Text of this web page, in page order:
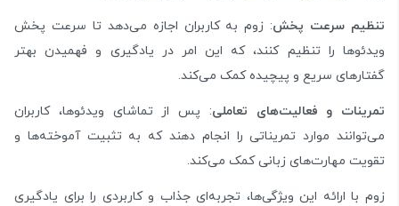
تنظیم سرعت پخش: زوم به کاربران اجازه می‌دهد تا سرعت پخش
ویدئوها را تنظیم کنند، که این امر در یادگیری و فهمیدن بهتر
گفتارهای سریع و پیچیده کمک می‌کند.
تمرینات و فعالیت‌های تعاملی: پس از تماشای ویدئوها، کاربران
می‌توانند موارد تمریناتی را انجام دهند که به تثبیت آموخته‌ها و
تقویت مهارت‌های زبانی کمک می‌کند.
زوم با ارائه این ویژگی‌ها، تجربه‌ای جذاب و کاربردی را برای یادگیری